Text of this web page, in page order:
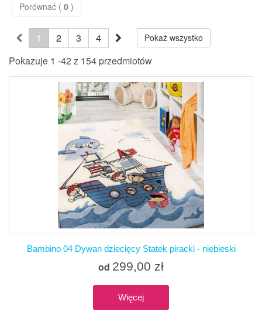
Porównać ( 0 )
Pokaż wszystko
1 2 3
4
Pokazuje 1 -42 z 154 przedmiotów
Bambino 04 Dywan dziecięcy Statek piracki - niebieski
od 299,00 zł
Więcej